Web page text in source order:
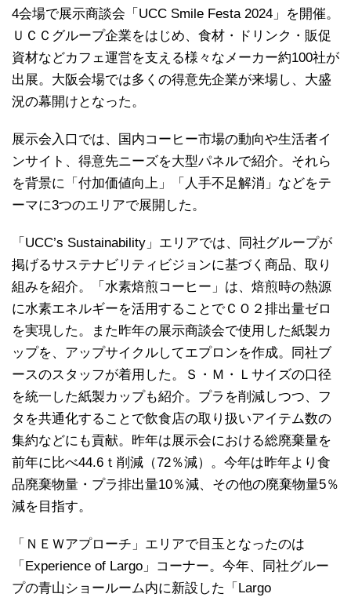
4会場で展示商談会「UCC Smile Festa 2024」を開催。
ＵＣＣグループ企業をはじめ、食材・ドリンク・販促
資材などカフェ運営を支える様々なメーカー約100社が
出展。大阪会場では多くの得意先企業が来場し、大盛
況の幕開けとなった。
展示会入口では、国内コーヒー市場の動向や生活者イ
ンサイト、得意先ニーズを大型パネルで紹介。それら
を背景に「付加価値向上」「人手不足解消」などをテ
ーマに3つのエリアで展開した。
「UCC’s Sustainability」エリアでは、同社グループが
掲げるサステナビリティビジョンに基づく商品、取り
組みを紹介。「水素焙煎コーヒー」は、焙煎時の熱源
に水素エネルギーを活用することでＣＯ２排出量ゼロ
を実現した。また昨年の展示商談会で使用した紙製カ
ップを、アップサイクルしてエプロンを作成。同社ブ
ースのスタッフが着用した。Ｓ・Ｍ・Ｌサイズの口径
を統一した紙製カップも紹介。プラを削減しつつ、フ
タを共通化することで飲食店の取り扱いアイテム数の
集約などにも貢献。昨年は展示会における総廃棄量を
前年に比べ44.6ｔ削減（72％減）。今年は昨年より食
品廃棄物量・プラ排出量10％減、その他の廃棄物量5％
減を目指す。
「ＮＥＷアプローチ」エリアで目玉となったのは
「Experience of Largo」コーナー。今年、同社グルー
プの青山ショールーム内に新設した「Largo